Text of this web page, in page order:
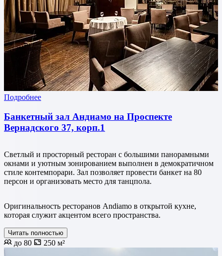
Подробнее
Банкетный зал Андиамо на Проспекте
Вернадского 37, корп.1
Светлый и просторный ресторан с большими панорамными
окнами и уютным зонированием выполнен в демократичном
стиле контемпорари. Зал позволяет провести банкет на 80
персон и организовать место для танцпола.
Оригинальность ресторанов Andiamo в открытой кухне,
которая служит акцентом всего пространства.
Читать полностью
до 80 250 м²